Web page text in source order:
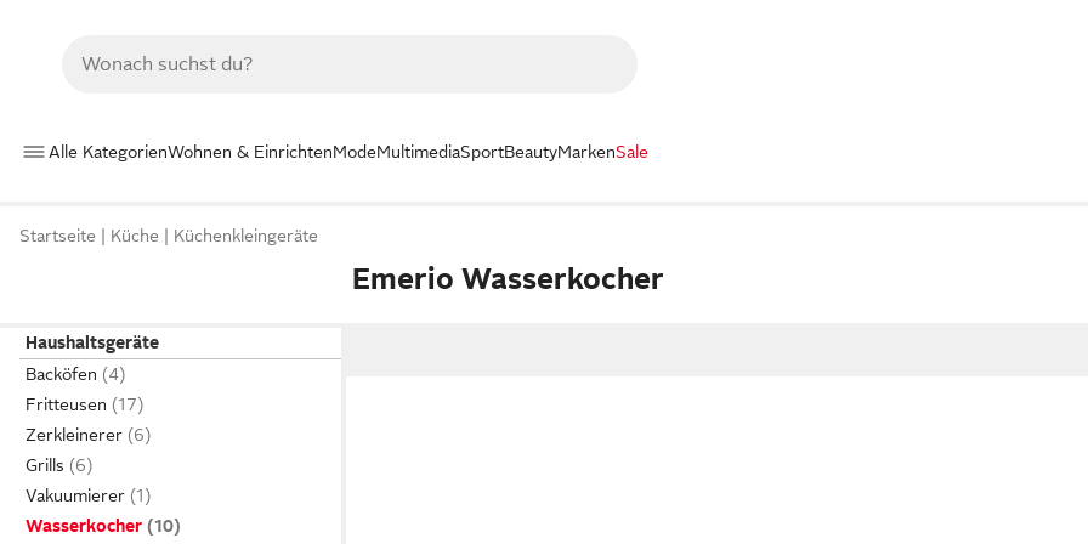
Alle KategorienWohnen & EinrichtenModeMultimediaSportBeautyMarkenSale
Startseite Küche Küchenkleingeräte
Emerio Wasserkocher
Haushaltsgeräte
Backöfen
Fritteusen
Zerkleinerer
Grills
Vakuumierer
Wasserkocher